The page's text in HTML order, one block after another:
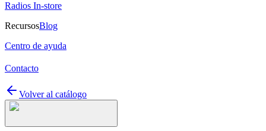
Radios In-store
RecursosBlog
Centro de ayuda
Contacto
Volver al catálogo